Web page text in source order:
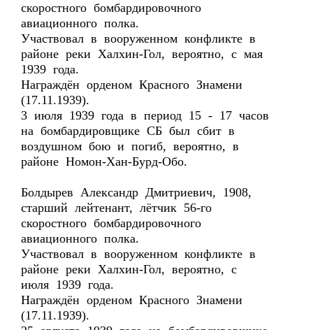
скоростного бомбардировочного
авиационного полка.
Участвовал в вооруженном конфликте в
районе реки Халхин-Гол, вероятно, с мая
1939 года.
Награждён орденом Красного Знамени
(17.11.1939).
3 июля 1939 года в период 15 - 17 часов
на бомбардировщике СБ был сбит в
воздушном бою и погиб, вероятно, в
районе Номон-Хан-Бурд-Обо.
Болдырев Александр Дмитриевич, 1908,
старший лейтенант, лётчик 56-го
скоростного бомбардировочного
авиационного полка.
Участвовал в вооруженном конфликте в
районе реки Халхин-Гол, вероятно, с
июля 1939 года.
Награждён орденом Красного Знамени
(17.11.1939).